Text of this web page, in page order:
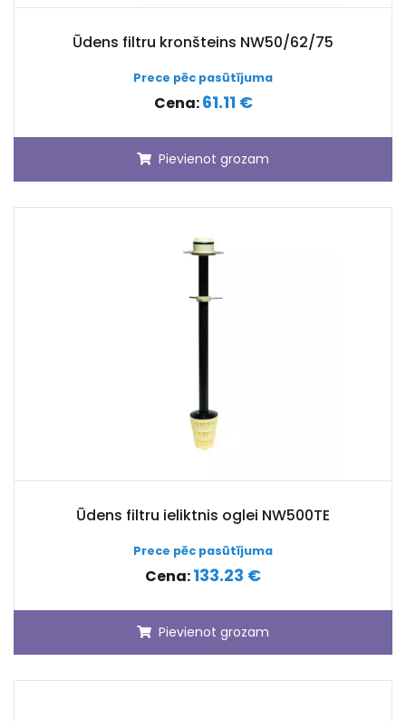
Ūdens filtru kronšteins NW50/62/75
Prece pēc pasūtījuma
Cena:61.11 €
Pievienot grozam
Ūdens filtru ieliktnis oglei NW500TE
Prece pēc pasūtījuma
Cena:133.23 €
Pievienot grozam